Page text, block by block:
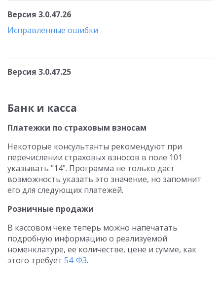
Версия 3.0.47.26
Исправленные ошибки
Версия 3.0.47.25
Банк и касса
Платежки по страховым взносам
Некоторые консультанты рекомендуют при
перечислении страховых взносов в поле 101
указывать "14". Программа не только даст
возможность указать это значение, но запомнит
его для следующих платежей.
Розничные продажи
В кассовом чеке теперь можно напечатать
подробную информацию о реализуемой
номенклатуре, ее количестве, цене и сумме, как
этого требует 54-ФЗ.